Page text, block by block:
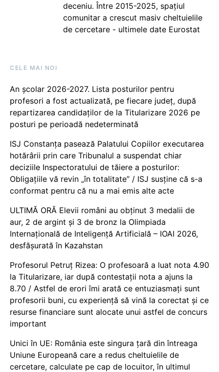
deceniu. Între 2015-2025, spațiul
comunitar a crescut masiv cheltuielile
de cercetare - ultimele date Eurostat
CELE MAI NOI
An școlar 2026-2027. Lista posturilor pentru
profesori a fost actualizată, pe fiecare județ, după
repartizarea candidaților de la Titularizare 2026 pe
posturi pe perioadă nedeterminată
ISJ Constanța pasează Palatului Copiilor executarea
hotărârii prin care Tribunalul a suspendat chiar
deciziile Inspectoratului de tăiere a posturilor:
Obligațiile vă revin „în totalitate” / ISJ susține că s-a
conformat pentru că nu a mai emis alte acte
ULTIMĂ ORĂ Elevii români au obținut 3 medalii de
aur, 2 de argint și 3 de bronz la Olimpiada
Internațională de Inteligență Artificială – IOAI 2026,
desfășurată în Kazahstan
Profesorul Petruț Rizea: O profesoară a luat nota 4.90
la Titularizare, iar după contestații nota a ajuns la
8.70 / Astfel de erori îmi arată ce entuziasmați sunt
profesorii buni, cu experiență să vină la corectat și ce
resurse financiare sunt alocate unui astfel de concurs
important
Unici în UE: România este singura țară din întreaga
Uniune Europeană care a redus cheltuielile de
cercetare, calculate pe cap de locuitor, în ultimul